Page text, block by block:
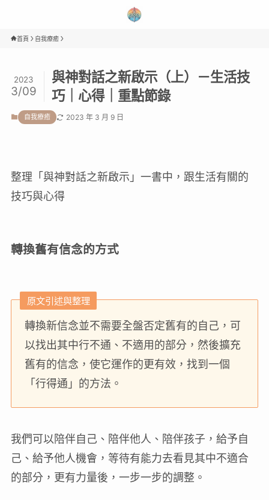
首頁 自我療癒
與神對話之新啟示（上）－生活技
巧｜心得｜重點節錄
2023
3/09
自我療癒 2023 年 3 月 9 日
整理「與神對話之新啟示」一書中，跟生活有關的
技巧與心得
轉換舊有信念的方式
原文引述與整理
轉換新信念並不需要全盤否定舊有的自己，可
以找出其中行不通、不適用的部分，然後擴充
舊有的信念，使它運作的更有效，找到一個
「行得通」的方法。
我們可以陪伴自己、陪伴他人、陪伴孩子，給予自
己、給予他人機會，等待有能力去看見其中不適合
的部分，更有力量後，一步一步的調整。